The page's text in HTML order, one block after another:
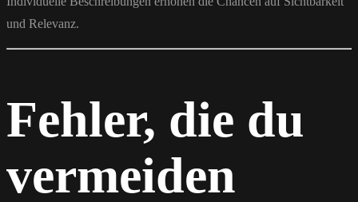
und Relevanz.
Fehler, die du
vermeiden